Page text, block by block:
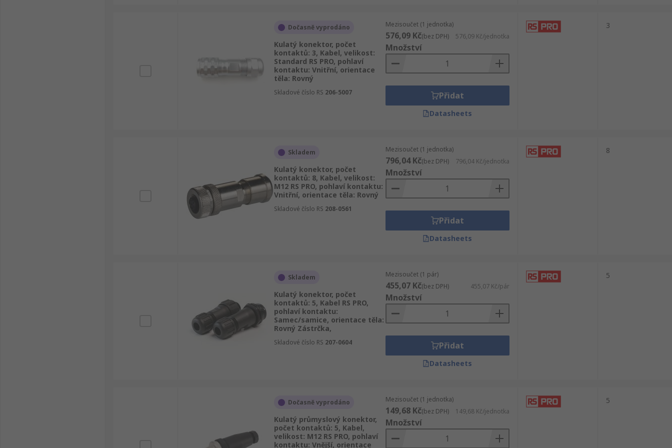
Dočasně vyprodáno
Kulatý konektor, počet
kontaktů: 3, Kabel, velikost:
Standard RS PRO, pohlaví
kontaktu: Vnitřní, orientace
těla: Rovný
Skladové číslo RS 206-5007
Mezisoučet (1 jednotka)
576,09 Kč(bez DPH) 576,09 Kč/jednotka
Množství
Přidat
Datasheets
3
Skladem
Kulatý konektor, počet
kontaktů: 8, Kabel, velikost:
M12 RS PRO, pohlaví kontaktu:
Vnitřní, orientace těla: Rovný
Skladové číslo RS 208-0561
Mezisoučet (1 jednotka)
796,04 Kč(bez DPH) 796,04 Kč/jednotka
Množství
Přidat
Datasheets
8
Skladem
Kulatý konektor, počet
kontaktů: 5, Kabel RS PRO,
pohlaví kontaktu:
Samec/samice, orientace těla:
Rovný Zástrčka,
Skladové číslo RS 207-0604
Mezisoučet (1 pár)
455,07 Kč(bez DPH) 455,07 Kč/pár
Množství
Přidat
Datasheets
5
Dočasně vyprodáno
Kulatý průmyslový konektor,
počet kontaktů: 5, Kabel,
velikost: M12 RS PRO, pohlaví
kontaktu: Vnější, orientace
Mezisoučet (1 jednotka)
149,68 Kč(bez DPH) 149,68 Kč/jednotka
Množství
5